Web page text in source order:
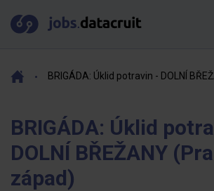
BRIGÁDA: Úklid potravin - DOLNÍ
BRIGÁDA: Úklid
DOLNÍ BŘEŽANY
západ)